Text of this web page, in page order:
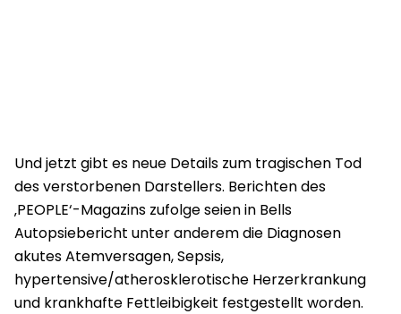
Und jetzt gibt es neue Details zum tragischen Tod
des verstorbenen Darstellers. Berichten des
‚PEOPLE‘-Magazins zufolge seien in Bells
Autopsiebericht unter anderem die Diagnosen
akutes Atemversagen, Sepsis,
hypertensive/atherosklerotische Herzerkrankung
und krankhafte Fettleibigkeit festgestellt worden.